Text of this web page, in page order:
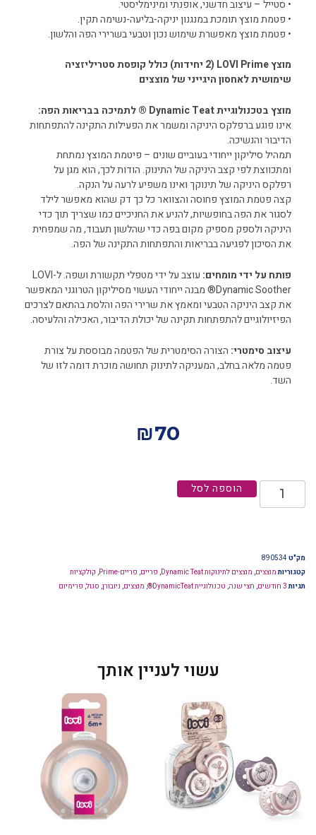
• סטייל – עיצוב חדשני, אופנתי ומינימליסטי.
• פטמת מוצץ תומכת במנגנון יניקה-בליעה-נשימה תקין.
• פטמת מוצץ מאפשרת שימוש נכון וטבעי בשרירי הפה והלשון.
מוצץ LOVI Prime (2 יחידות) כולל קופסת סטריליזציה
שימושית לאחסון היגייני של מוצצים
מוצץ בטכנולוגיית Dynamic Teat ® לתמיכה בבריאות הפה:
אינו פוגע ברפלקס היניקה ומשמר את הפעילות התקינה להתפתחות
הדיבור והנשיכה.
תמהיל סיליקון ייחודי בעוביים שונים – פיטמת המוצץ נמתחת
ומתכווצת לפי קצב היניקה של התינוק. הודות לכך, הוא מגן על
רפלקס היניקה של תינוקך ואינו משפיע לרעה על הנקה.
קצה פטמת המוצץ פחוסה והצוואר כל כך דק שהוא מאפשר לילד
לסגור את הפה בחופשיות, להניע את החניכיים כמו שצריך תוך כדי
היניקה ולספק מספיק מקום בפה כדי שהלשון תעבוד, מה שמפחית
את הסיכון לפגיעה בבריאות והתפתחות התקינה של הפה.
פותח על ידי מומחים:
עוצב על ידי מטפלי תקשורת ושפה. ל-LOVI
Dynamic Soother® מבנה ייחודי העשוי מסיליקון הטרוגני המאפשר
את קצב היניקה הטבעי ומאמץ את שרירי הפה והלסת בהתאם לצרכים
הפיזיולוגיים להתפתחות תקינה של יכולת הדיבור, האכילה והלעיסה.
עיצוב סימטרי: הצורה הסימטרית של הפטמה מבוססת על צורת
פטמה מלאה בחלב, המעניקה לתינוק תחושה מוכרת דומה לזו של
השד.
₪70
הוספה לסל
מק"ט 890534
קטגוריות מוצצים, מוצצים לתינוקות Dynamic Teat , פריים, פריים-Prime , קולקציות
תגיות 3 חודשים , חצי שנה, טכנולוגיית DynamicTeat® , מוצצים, ניובורן, סגול, פרימיום
עשוי לעניין אותך